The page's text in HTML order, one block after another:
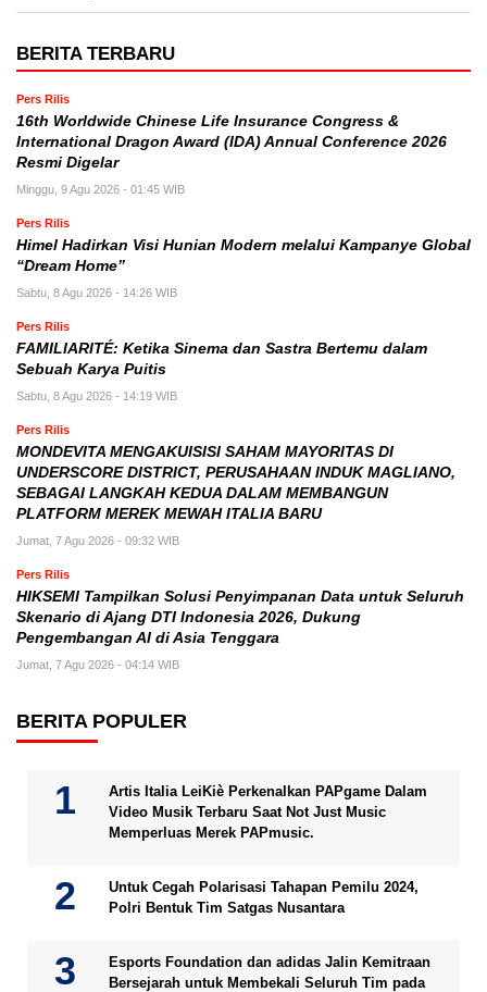
BERITA TERBARU
Pers Rilis
16th Worldwide Chinese Life Insurance Congress &
International Dragon Award (IDA) Annual Conference 2026
Resmi Digelar
Minggu, 9 Agu 2026 - 01:45 WIB
Pers Rilis
Himel Hadirkan Visi Hunian Modern melalui Kampanye Global
“Dream Home”
Sabtu, 8 Agu 2026 - 14:26 WIB
Pers Rilis
FAMILIARITÉ: Ketika Sinema dan Sastra Bertemu dalam
Sebuah Karya Puitis
Sabtu, 8 Agu 2026 - 14:19 WIB
Pers Rilis
MONDEVITA MENGAKUISISI SAHAM MAYORITAS DI
UNDERSCORE DISTRICT, PERUSAHAAN INDUK MAGLIANO,
SEBAGAI LANGKAH KEDUA DALAM MEMBANGUN
PLATFORM MEREK MEWAH ITALIA BARU
Jumat, 7 Agu 2026 - 09:32 WIB
Pers Rilis
HIKSEMI Tampilkan Solusi Penyimpanan Data untuk Seluruh
Skenario di Ajang DTI Indonesia 2026, Dukung
Pengembangan AI di Asia Tenggara
Jumat, 7 Agu 2026 - 04:14 WIB
BERITA POPULER
Artis Italia LeiKiè Perkenalkan PAPgame Dalam
Video Musik Terbaru Saat Not Just Music
Memperluas Merek PAPmusic.
Untuk Cegah Polarisasi Tahapan Pemilu 2024,
Polri Bentuk Tim Satgas Nusantara
Esports Foundation dan adidas Jalin Kemitraan
Bersejarah untuk Membekali Seluruh Tim pada